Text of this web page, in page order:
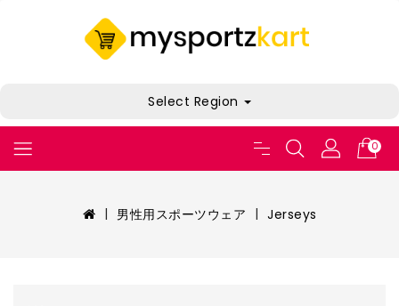
Select Region
0
男性用スポーツウェア Jerseys